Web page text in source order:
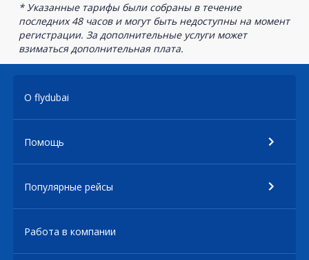
* Указанные тарифы были собраны в течение
последних 48 часов и могут быть недоступны на момент
регистрации. За дополнительные услуги может
взиматься дополнительная плата.
О flydubai
Помощь
Популярные рейсы
Работа в компании